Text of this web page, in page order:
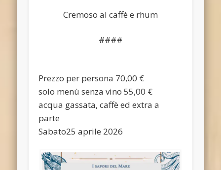
Cremoso al caffè e rhum
####
Prezzo per persona 70,00 €
solo menù senza vino 55,00 €
acqua gassata, caffè ed extra a
parte
Sabato25 aprile 2026